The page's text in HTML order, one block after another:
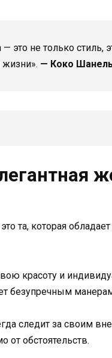
это не только стиль,
жизни». — Коко
та, которая
красоту и
безупречным
следит за своим
обстоятельств.